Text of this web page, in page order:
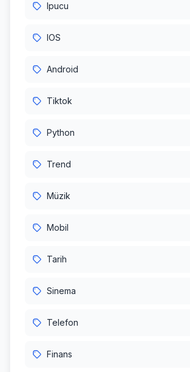
Ipucu
IOS
Android
Tiktok
Python
Trend
Müzik
Mobil
Tarih
Sinema
Telefon
Finans